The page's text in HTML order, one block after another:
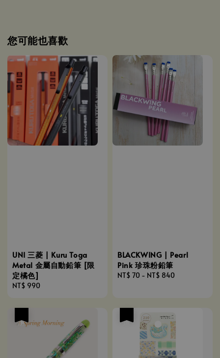
您可能也喜歡
UNI 三菱 | Kuru Toga
Metal 金屬自動鉛筆 [限
定橘色]
Regular
NT$ 990
BLACKWING | Pearl
Pink 珍珠粉鉛筆
Regular
NT$ 70 - NT$ 840